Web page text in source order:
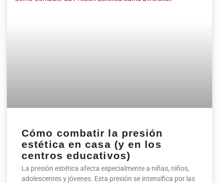
Cómo combatir la presión
estética en casa (y en los
centros educativos)
La presión estética afecta especialmente a niñas, niños,
adolescentes y jóvenes. Esta presión se intensifica por las